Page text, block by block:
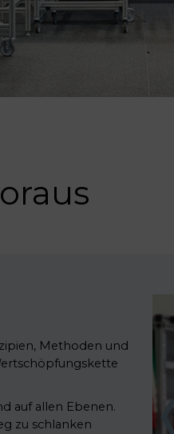
Methoden und
auf allen Ebenen.
zu schlanken